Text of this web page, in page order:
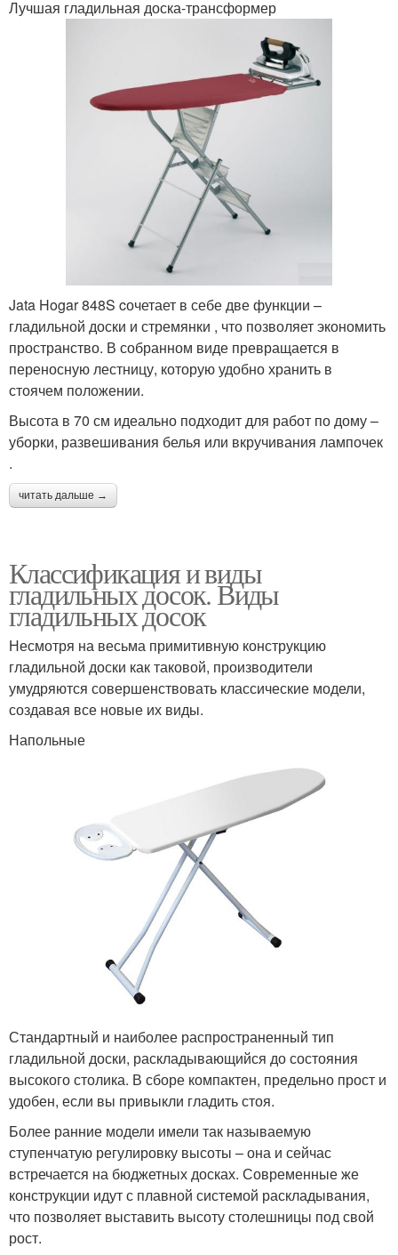
Лучшая гладильная доска-трансформер
Jata Hogar 848S cочетает в себе две функции –
гладильной доски и стремянки , что позволяет экономить
пространство. В собранном виде превращается в
переносную лестницу, которую удобно хранить в
стоячем положении.
Высота в 70 см идеально подходит для работ по дому –
уборки, развешивания белья или вкручивания лампочек
.
читать дальше →
Классификация и виды
гладильных досок. Виды
гладильных досок
Несмотря на весьма примитивную конструкцию
гладильной доски как таковой, производители
умудряются совершенствовать классические модели,
создавая все новые их виды.
Напольные
Стандартный и наиболее распространенный тип
гладильной доски, раскладывающийся до состояния
высокого столика. В сборе компактен, предельно прост и
удобен, если вы привыкли гладить стоя.
Более ранние модели имели так называемую
ступенчатую регулировку высоты – она и сейчас
встречается на бюджетных досках. Современные же
конструкции идут с плавной системой раскладывания,
что позволяет выставить высоту столешницы под свой
рост.